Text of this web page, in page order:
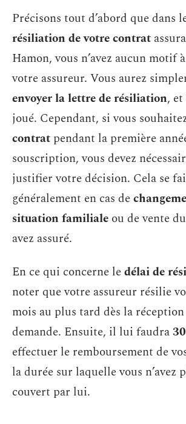
Précisons tout d’abord que dans
résiliationde votre contrat
Hamon, vous n’avez aucun motif
votre assureur. Vous aurez
envoyer la lettre de résiliation,
joué. Cependant, si vous
contrat pendant la première
souscription, vous devez
justifier votre décision. Cela se
généralement en cas de
situation familiale ou de vente
avez assuré.
En ce qui concerne ledélai de
noter que votre assureur résilie
mois au plus tard dès la
demande. Ensuite, il lui faudra
effectuer le remboursement de
la durée sur laquelle vous n’avez
couvert par lui.